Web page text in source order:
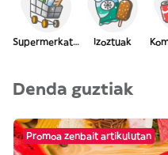
Supermerkatua Izoztuak
Denda guztiak
Promoa zenbait artikulutan